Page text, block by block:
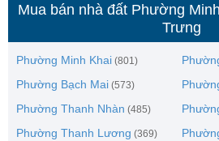
Mua bán nhà đất Phường
Trưng
Phường Minh Khai (801)
Phường Bạch Mai (573)
Phường Thanh Nhàn (485)
Phường Thanh Lương (369)